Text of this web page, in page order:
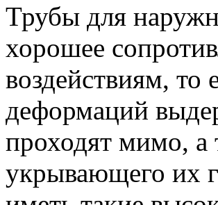
Трубы для
хорошее
воздействиям, то
деформаций
проходят мимо, а
укрывающего их